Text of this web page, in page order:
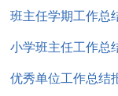
班主任学期工作总
小学班主任工作总
优秀单位工作总结